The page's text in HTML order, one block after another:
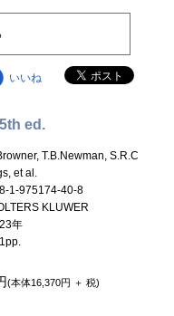
いいね
ed.
T.B.Newman, S.R.C
et al.
1-975174-40-8
KLUWER
年
(本体16,370円 ＋ 税)